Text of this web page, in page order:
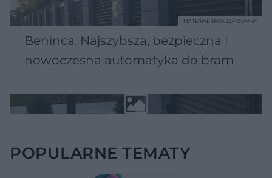
Beninca. Najszybsza, bezpieczna i
nowoczesna automatyka do bram
MATERIAŁ SPONSOROWANY
POPULARNE TEMATY